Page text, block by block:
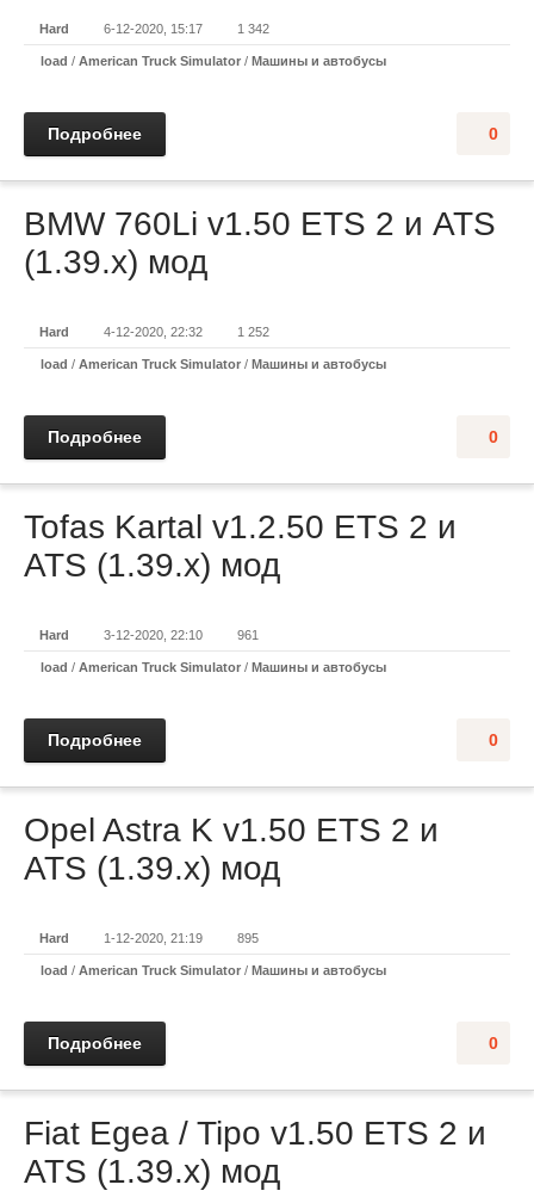
Hard 6-12-2020, 15:17 1 342
load / American Truck Simulator / Машины и автобусы
0
Подробнее
BMW 760Li v1.50 ETS 2 и ATS
(1.39.x) мод
Hard 4-12-2020, 22:32 1 252
load / American Truck Simulator / Машины и автобусы
0
Подробнее
Tofas Kartal v1.2.50 ETS 2 и
ATS (1.39.x) мод
Hard 3-12-2020, 22:10 961
load / American Truck Simulator / Машины и автобусы
0
Подробнее
Opel Astra K v1.50 ETS 2 и
ATS (1.39.x) мод
Hard 1-12-2020, 21:19 895
load / American Truck Simulator / Машины и автобусы
0
Подробнее
Fiat Egea / Tipo v1.50 ETS 2 и
ATS (1.39.x) мод